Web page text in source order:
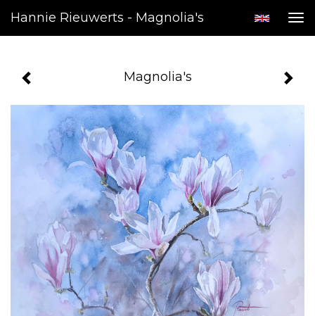
Hannie Rieuwerts - Magnolia's
Magnolia's